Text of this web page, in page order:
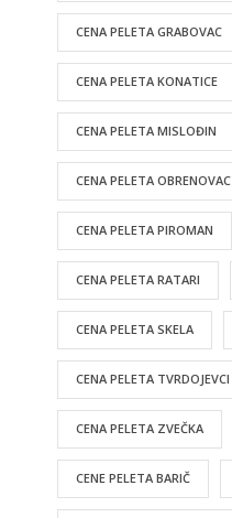
CENA PELETA GRABOVAC
CENA PELETA KONATICE
CENA PELETA MISLOĐIN
CENA PELETA OBRENOVAC
CENA PELETA PIROMAN
CENA PELETA RATARI
CENA PELETA SKELA
CENA PELETA TVRDOJEVCI
CENA PELETA ZVEČKA
CENE PELETA BARIČ